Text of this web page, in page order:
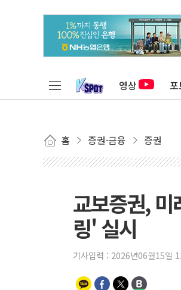
영상 포
홈 증권·금융 증권
교보증권,
링' 실시
기사입력 : 2026년06월15일